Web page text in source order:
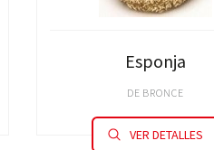
Esponja
DE BRONCE
VER DETALLES